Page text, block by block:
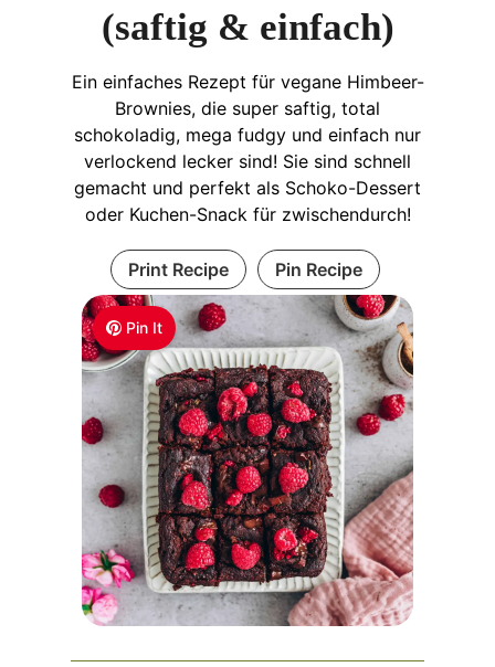
Pin It
(saftig & einfach)
Ein einfaches Rezept für vegane Himbeer-
Brownies, die super saftig, total
schokoladig, mega fudgy und einfach nur
verlockend lecker sind! Sie sind schnell
gemacht und perfekt als Schoko-Dessert
oder Kuchen-Snack für zwischendurch!
Print Recipe Pin Recipe